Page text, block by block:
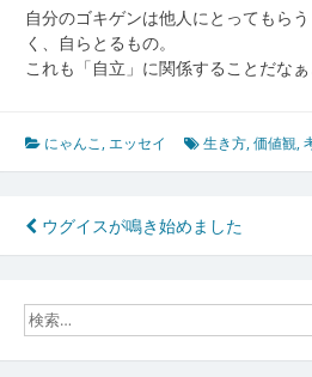
自分のゴキゲンは他人にとってもら
く、自らとるもの。
これも「自立」に関係することだなぁ
にゃんこ,エッセイ 生き方,価値観,
投
稿
ナ
ビ
ウグイスが鳴き始めました